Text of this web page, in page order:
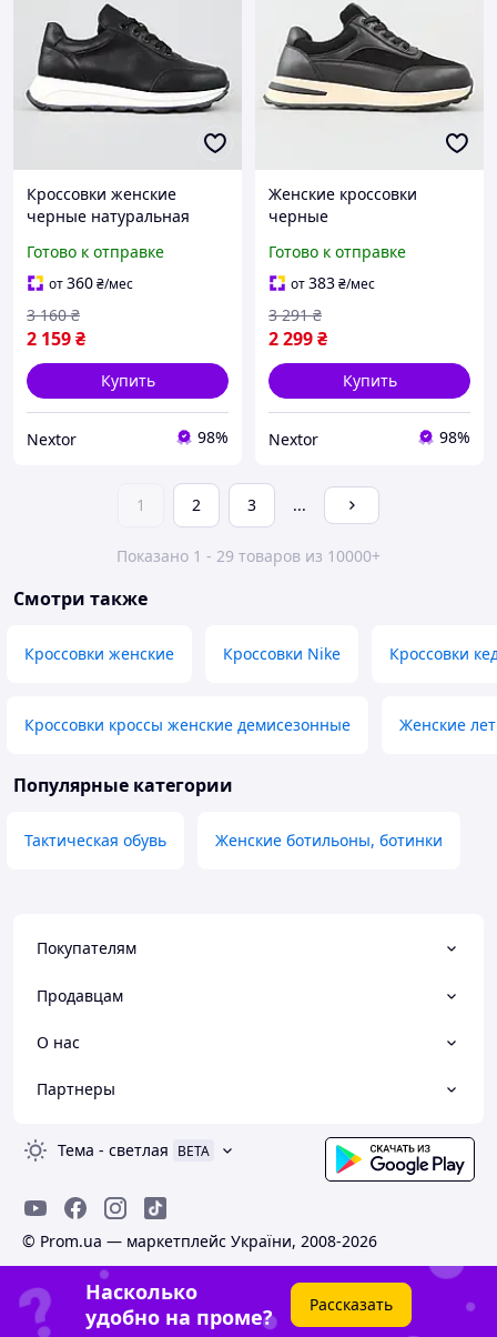
Кроссовки женские
черные натуральная
спортивные Nextor
Кросівки жіночі чорні
натуральна шкіра
демісезон спортивні
Готово к отправке
от360₴/мес
2 159₴
3 160 ₴
Купить
Nextor 98%
Женские кроссовки
черные
замша демисезонные
спортивные Nextor
Жіночі кросівки чорні
комбіновані шкіра замша
Готово к отправке
от383₴/мес
2 299₴
3 291 ₴
Купить
Nextor 98%
1 2 3 ...
Показано 1 - 29 товаров из 10000+
Смотри также
Кроссовки женские Кроссовки Nike Кроссовки
Кроссовки кроссы женские демисезонные Женские
Популярные категории
Тактическая обувь Женские ботильоны, ботинки
Покупателям
Продавцам
О нас
Партнеры
Тема - светлая BETA
© Prom.ua — маркетплейс України, 2008-2026
Насколько
удобно на проме?
Рассказать